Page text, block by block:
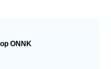
ONNK